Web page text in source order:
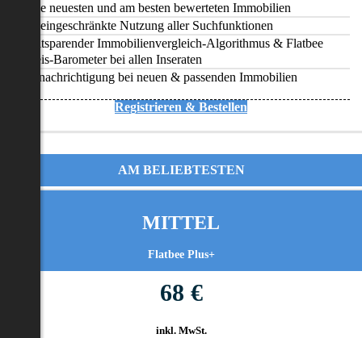
Alle neuesten und am besten bewerteten Immobilien
Uneingeschränkte Nutzung aller Suchfunktionen
Zeitsparender Immobilienvergleich-Algorithmus & Flatbee
Preis-Barometer bei allen Inseraten
Benachrichtigung bei neuen & passenden Immobilien
Registrieren & Bestellen
AM BELIEBTESTEN
MITTEL
Flatbee Plus+
68 €
inkl. MwSt.